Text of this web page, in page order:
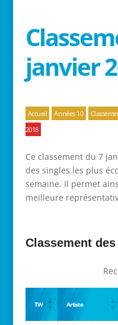
janvier
Accueil Années 10
2018
Ce classement du 7
des singles les plus
semaine. Il permet
meilleure
Classement
TW Artiste